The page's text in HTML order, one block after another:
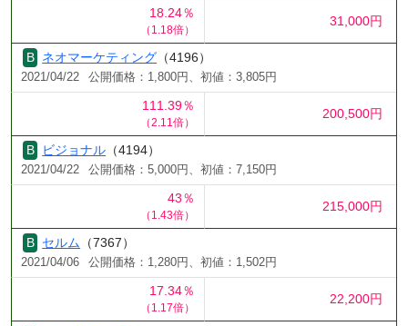
18.24％
（1.18倍）
31,000円
ネオマーケティング （4196）
2021/04/22 公開価格：1,800円、初値：3,805円
111.39％
（2.11倍）
200,500円
ビジョナル （4194）
2021/04/22 公開価格：5,000円、初値：7,150円
43％
（1.43倍）
215,000円
セルム （7367）
2021/04/06 公開価格：1,280円、初値：1,502円
17.34％
（1.17倍）
22,200円